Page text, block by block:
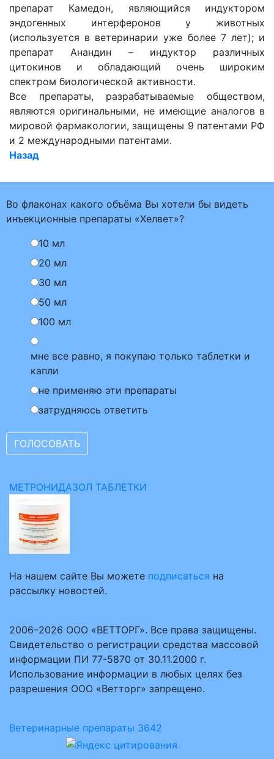
препарат Камедон, являющийся индуктором
эндогенных интерферонов у животных
(используется в ветеринарии уже более 7 лет); и
препарат Анандин – индуктор различных
цитокинов и обладающий очень широким
спектром биологической активности.
Все препараты, разрабатываемые обществом,
являются оригинальными, не имеющие аналогов в
мировой фармакологии, защищены 9 патентами РФ
и 2 международными патентами.
Назад
Во флаконах какого объёма Вы хотели бы видеть
инъекционные препараты «Хелвет»?
10 мл
20 мл
30 мл
50 мл
100 мл
мне все равно, я покупаю только таблетки и
капли
не применяю эти препараты
затрудняюсь ответить
МЕТРОНИДАЗОЛ ТАБЛЕТКИ
На нашем сайте Вы можете подписаться на
рассылку новостей.
2006–2026 ООО «ВЕТТОРГ». Все права защищены.
Свидетельство о регистрации средства массовой
информации ПИ 77-5870 от 30.11.2000 г.
Использование информации в любых целях без
разрешения ООО «Ветторг» запрещено.
Ветеринарные препараты 3642